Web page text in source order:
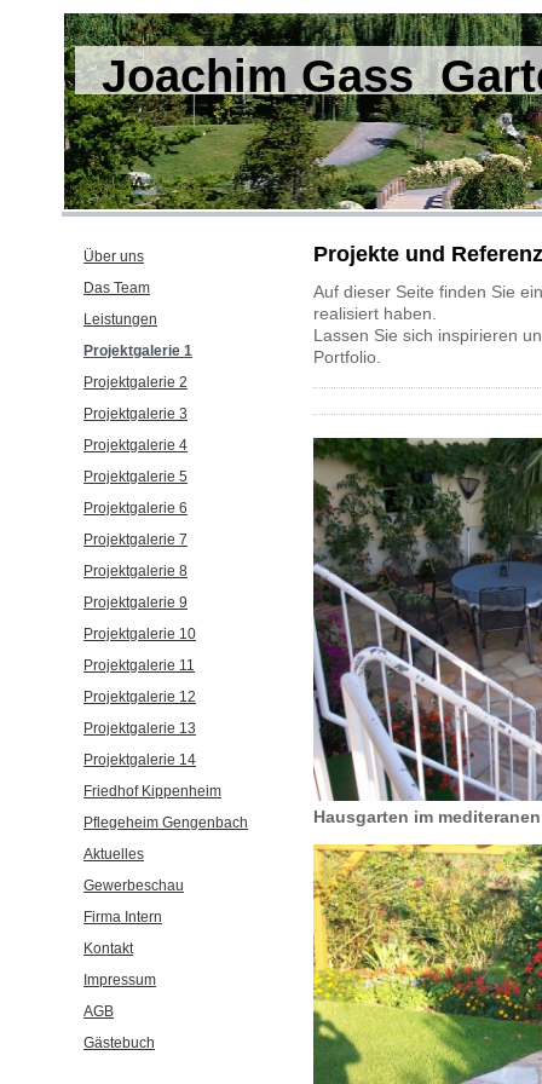
Joachim Gass
Über uns
Das Team
Leistungen
Projektgalerie 1
Projektgalerie 2
Projektgalerie 3
Projektgalerie 4
Projektgalerie 5
Projektgalerie 6
Projektgalerie 7
Projektgalerie 8
Projektgalerie 9
Projektgalerie 10
Projektgalerie 11
Projektgalerie 12
Projektgalerie 13
Projektgalerie 14
Friedhof Kippenheim
Pflegeheim Gengenbach
Aktuelles
Gewerbeschau
Firma Intern
Kontakt
Impressum
AGB
Gästebuch
Projekte und
Auf dieser Seite finden Sie
realisiert haben.
Lassen Sie sich inspirieren
Portfolio.
Hausgarten im